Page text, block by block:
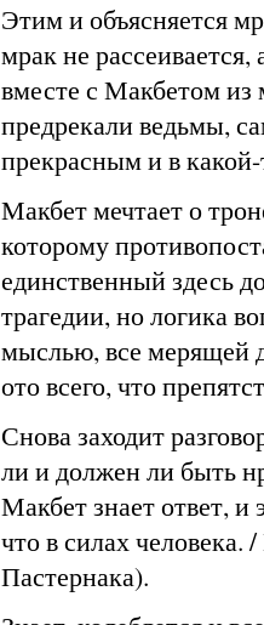
Этим и объясняется
мрак не
вместе с Макбетом из
предрекали ведьмы,
прекрасным и в
Макбет мечтает о
которому
единственный здесь
трагедии, но логика
мыслью, все мерящей
ото всего, что
Снова заходит
ли и должен ли быть
Макбет знает ответ, и
что в силах человека.
Пастернака).